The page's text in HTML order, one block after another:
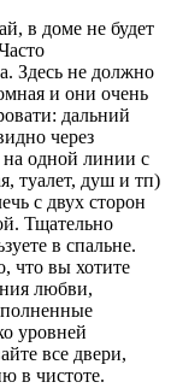
в доме не будет
Здесь не должно
и они очень
дальний
через
на одной линии с
туалет, душ и тп)
с двух сторон
Тщательно
в спальне.
что вы хотите
любви,
уровней
все двери,
в чистоте.